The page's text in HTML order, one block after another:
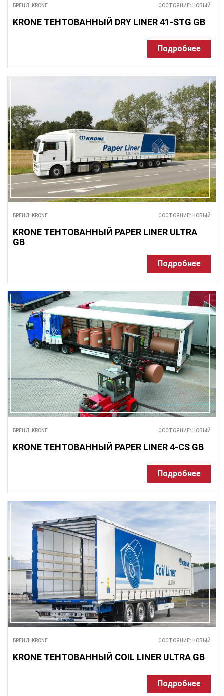
БРЕНД: KRONE СОСТОЯНИЕ: НОВЫЙ
KRONE ТЕНТОВАННЫЙ DRY LINER 41-STG GB
Подробнее
БРЕНД: KRONE СОСТОЯНИЕ: НОВЫЙ
KRONE ТЕНТОВАННЫЙ PAPER LINER ULTRA
GB
Подробнее
БРЕНД: KRONE СОСТОЯНИЕ: НОВЫЙ
KRONE ТЕНТОВАННЫЙ PAPER LINER 4-CS GB
Подробнее
БРЕНД: KRONE СОСТОЯНИЕ: НОВЫЙ
KRONE ТЕНТОВАННЫЙ COIL LINER ULTRA GB
Подробнее